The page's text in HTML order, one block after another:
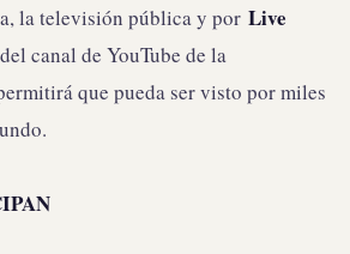
la televisión pública y por Live
canal de YouTube de la
que pueda ser visto por miles